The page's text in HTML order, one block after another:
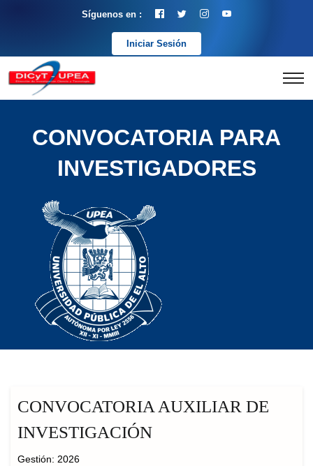
Síguenos en :
Iniciar Sesión
CONVOCATORIA PARA
INVESTIGADORES
CONVOCATORIA AUXILIAR DE
INVESTIGACIÓN
Gestión: 2026